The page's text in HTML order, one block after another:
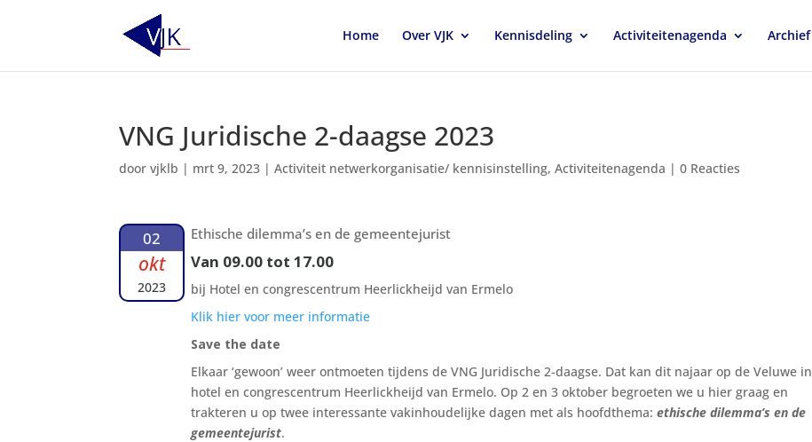
Home Over VJK Kennisdeling Activiteitenagenda Archief
VNG Juridische 2-daagse 2023
doorvjklb | mrt 9, 2023 |Activiteit netwerkorganisatie/ kennisinstelling,Activiteitenagenda |0 Reacties
02
okt
2023
Ethische dilemma’s en de gemeentejurist
Van 09.00 tot 17.00
bij Hotel en congrescentrum Heerlickheijd van Ermelo
Klik hier voor meer informatie
Save the date
Elkaar ‘gewoon’ weer ontmoeten tijdens de VNG Juridische 2-daagse. Dat kan dit najaar op de Veluwe in
hotel en congrescentrum Heerlickheijd van Ermelo. Op 2 en 3 oktober begroeten we u hier graag en
trakteren u op twee interessante vakinhoudelijke dagen met als hoofdthema:ethische dilemma’s en de
gemeentejurist.